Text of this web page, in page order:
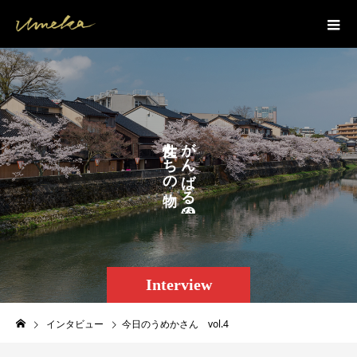
Interview
が
ん
ば
る
の
た
ち
の
。
インタビュー 今日のうめかさん vol.4